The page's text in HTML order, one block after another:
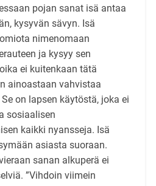
pojan sanat isä antaa
kysyvän sävyn. Isä
nimenomaan
ja kysyy sen
ei kuitenkaan tätä
ainoastaan vahvistaa
on lapsen käytöstä, joka ei
sosiaalisen
kaikki nyansseja. Isä
asiasta suoraan.
sanan alkuperä ei
”Vihdoin viimein